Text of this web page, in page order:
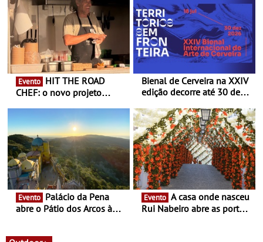
Evento
CHEF: o novo projeto
Queiroz Ribeiro - Um novo
conceito gastronómico
itinerante que percorre
Portugal
Bienal de Cerveira na XXIV
edição decorre até 30 de
enquanto “Territórios sem
Fronteira”
Evento
abre o Pátio dos Arcos à
Evento
Rui Nabeiro abre as portas